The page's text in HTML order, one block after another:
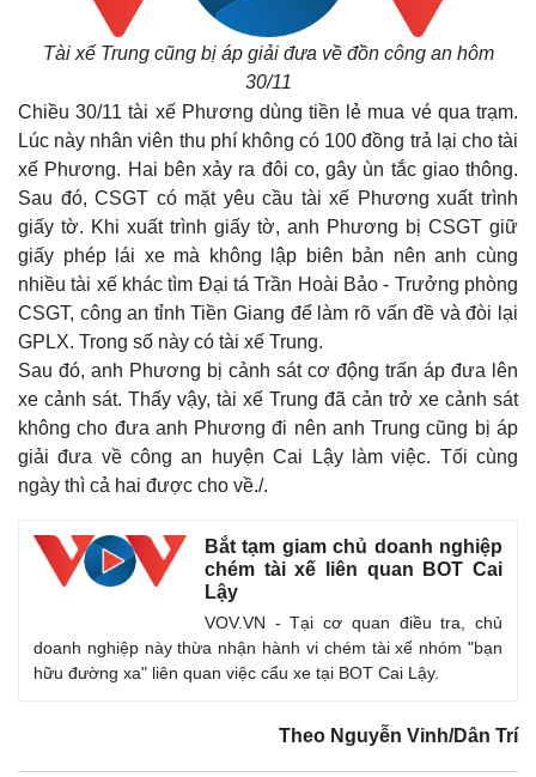
Bất động sản
Khởi nghiệp
Thị trường
Giá vàng
Tiêu dùng
Chứng khoán
Giá cà phê
Tài xế Trung cũng bị áp giải đưa về đồn công an hôm
30/11
Chiều 30/11 tài xế Phương dùng tiền lẻ mua vé qua trạm.
Lúc này nhân viên thu phí không có 100 đồng trả lại cho tài
xế Phương. Hai bên xảy ra đôi co, gây ùn tắc giao thông.
Sau đó, CSGT có mặt yêu cầu tài xế Phương xuất trình
giấy tờ. Khi xuất trình giấy tờ, anh Phương bị CSGT giữ
giấy phép lái xe mà không lập biên bản nên anh cùng
nhiều tài xế khác tìm Đại tá Trần Hoài Bảo - Trưởng phòng
CSGT, công an tỉnh Tiền Giang để làm rõ vấn đề và đòi lại
GPLX. Trong số này có tài xế Trung.
Sau đó, anh Phương bị cảnh sát cơ động trấn áp đưa lên
xe cảnh sát. Thấy vậy, tài xế Trung đã cản trở xe cảnh sát
không cho đưa anh Phương đi nên anh Trung cũng bị áp
giải đưa về công an huyện Cai Lậy làm việc. Tối cùng
ngày thì cả hai được cho về./.
Bắt tạm giam chủ doanh nghiệp
chém tài xế liên quan BOT Cai
Lậy
VOV.VN - Tại cơ quan điều tra, chủ
doanh nghiệp này thừa nhận hành vi chém tài xế nhóm "bạn
hữu đường xa" liên quan việc cẩu xe tại BOT Cai Lậy.
Theo Nguyễn Vinh/Dân Trí